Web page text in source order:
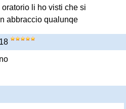
li ho visti che si
abbraccio qualunqe